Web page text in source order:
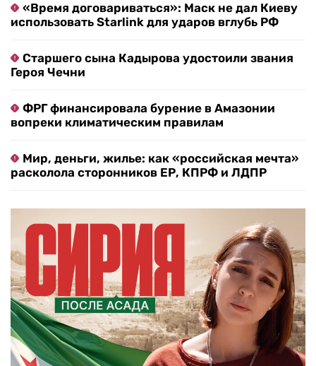
«Время договариваться»: Маск не дал Киеву
использовать Starlink для ударов вглубь РФ
Старшего сына Кадырова удостоили звания
Героя Чечни
ФРГ финансировала бурение в Амазонии
вопреки климатическим правилам
Мир, деньги, жилье: как «российская мечта»
расколола сторонников ЕР, КПРФ и ЛДПР